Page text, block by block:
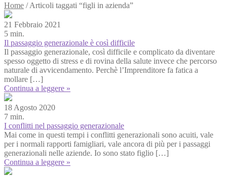
Home /Articoli taggati “figli in azienda”
21 Febbraio 2021
5 min.
Il passaggio generazionale è così difficile
Il passaggio generazionale, così difficile e complicato da diventare
spesso oggetto di stress e di rovina della salute invece che percorso
naturale di avvicendamento. Perchè l’Imprenditore fa fatica a
mollare […]
Continua a leggere »
18 Agosto 2020
7 min.
I conflitti nel passaggio generazionale
Mai come in questi tempi i conflitti generazionali sono acuiti, vale
per i normali rapporti famigliari, vale ancora di più per i passaggi
generazionali nelle aziende. Io sono stato figlio […]
Continua a leggere »